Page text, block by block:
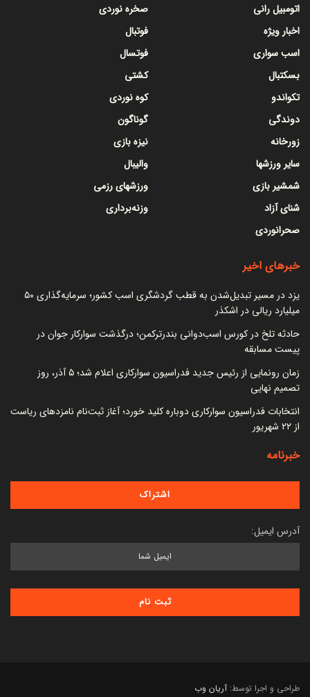
اتومبیل رانی
اخبار ویژه
اسب سواری
بسکتبال
تکواندو
دوندگی
زورخانه
سایر ورزشها
شمشیر بازی
شنای آزاد
صحرانوردی
صخره نوردی
فوتبال
فوتسال
کشتی
کوه نوردی
گوناگون
نیزه بازی
والیبال
ورزشهای رزمی
وزنه‌برداری
خبرهای اخیر
یزد در مسیر تبدیل‌شدن به قطب گردشگری اسب کشور؛ سرمایه‌گذاری ۵۰
میلیارد ریالی در اشکذر
حادثه تلخ در کورس اسب‌دوانی بندرترکمن؛ درگذشت سوارکار جوان در
پیست مسابقه
زمان رونمایی از رئیس جدید فدراسیون سوارکاری اعلام شد؛ ۵ آذر، روز
تصمیم نهایی
انتخابات فدراسیون سوارکاری دوباره کلید خورد؛ آغاز ثبت‌نام نامزدهای ریاست
از ۲۲ شهریور
خبرنامه
آدرس ایمیل:
طراحی و اجرا توسط: آریان وب